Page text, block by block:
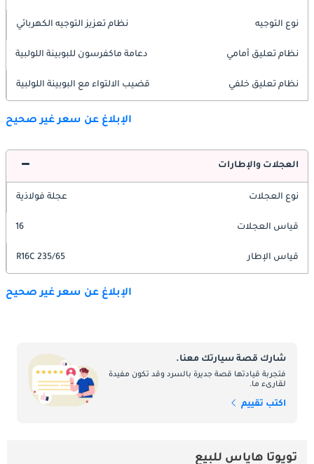
نوع التوجيه نظام تعزيز التوجيه الكهربائي
نظام تعليق أمامي دعامة ماكفرسون للبوبينة اللولبية
نظام تعليق خلفي قضيب الالتواء مع البوبينة اللولبية
الإبلاغ عن سعر غير صحيح
العجلات والإطارات
نوع العجلات عجلة فولاذية
قياس العجلات 16
قياس الإطار 235/65 R16C
الإبلاغ عن سعر غير صحيح
شارك قصة سيارتك معنا.
فتجربة قيادتها قصة جديرة بالسرد وقد تكون مفيدة
لقارىء ما.
اكتب تقييم
تويوتا هاياس للبيع